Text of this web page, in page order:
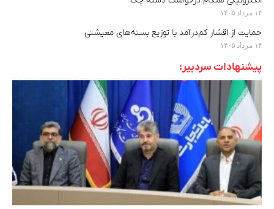
۱۴ مرداد ۱۴۰۵
حمایت از اقشار کم‌درآمد با توزیع بسته‌های معیشتی
۱۴ مرداد ۱۴۰۵
پیشنهادات سردبیر: